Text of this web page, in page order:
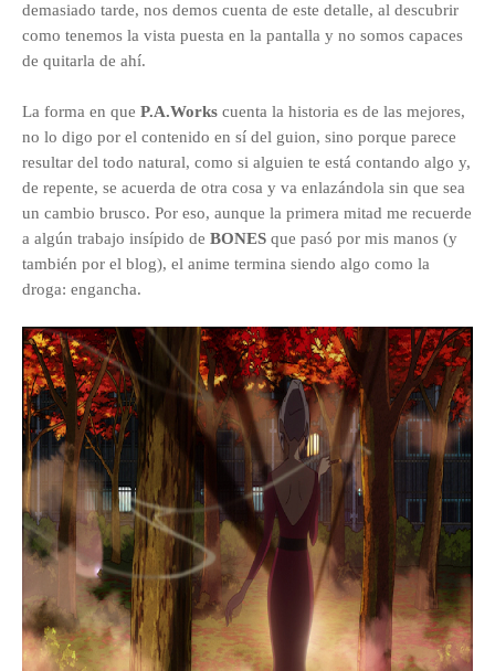
demasiado tarde, nos demos cuenta de este detalle, al descubrir
como tenemos la vista puesta en la pantalla y no somos capaces
de quitarla de ahí.
La forma en que P.A.Works cuenta la historia es de las mejores,
no lo digo por el contenido en sí del guion, sino porque parece
resultar del todo natural, como si alguien te está contando algo y,
de repente, se acuerda de otra cosa y va enlazándola sin que sea
un cambio brusco. Por eso, aunque la primera mitad me recuerde
a algún trabajo insípido de BONES que pasó por mis manos (y
también por el blog), el anime termina siendo algo como la
droga: engancha.